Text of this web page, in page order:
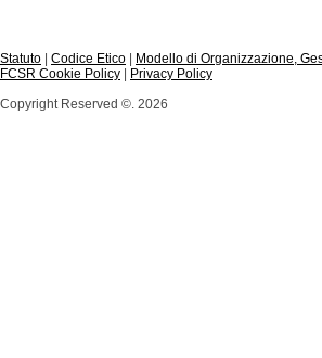
Statuto Codice Etico Modello di Organizzazione,
FCSR Cookie Policy
Privacy Policy
Copyright Reserved ©. 2026